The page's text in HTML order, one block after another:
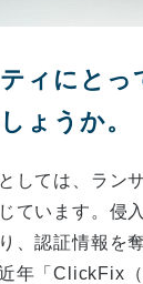
ィにとっ
ょうか。
しては、ラン
ています。侵
、認証情報を
年「ClickFix